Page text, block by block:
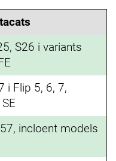
S26 i variants
i Flip 5, 6, 7,
incloent models